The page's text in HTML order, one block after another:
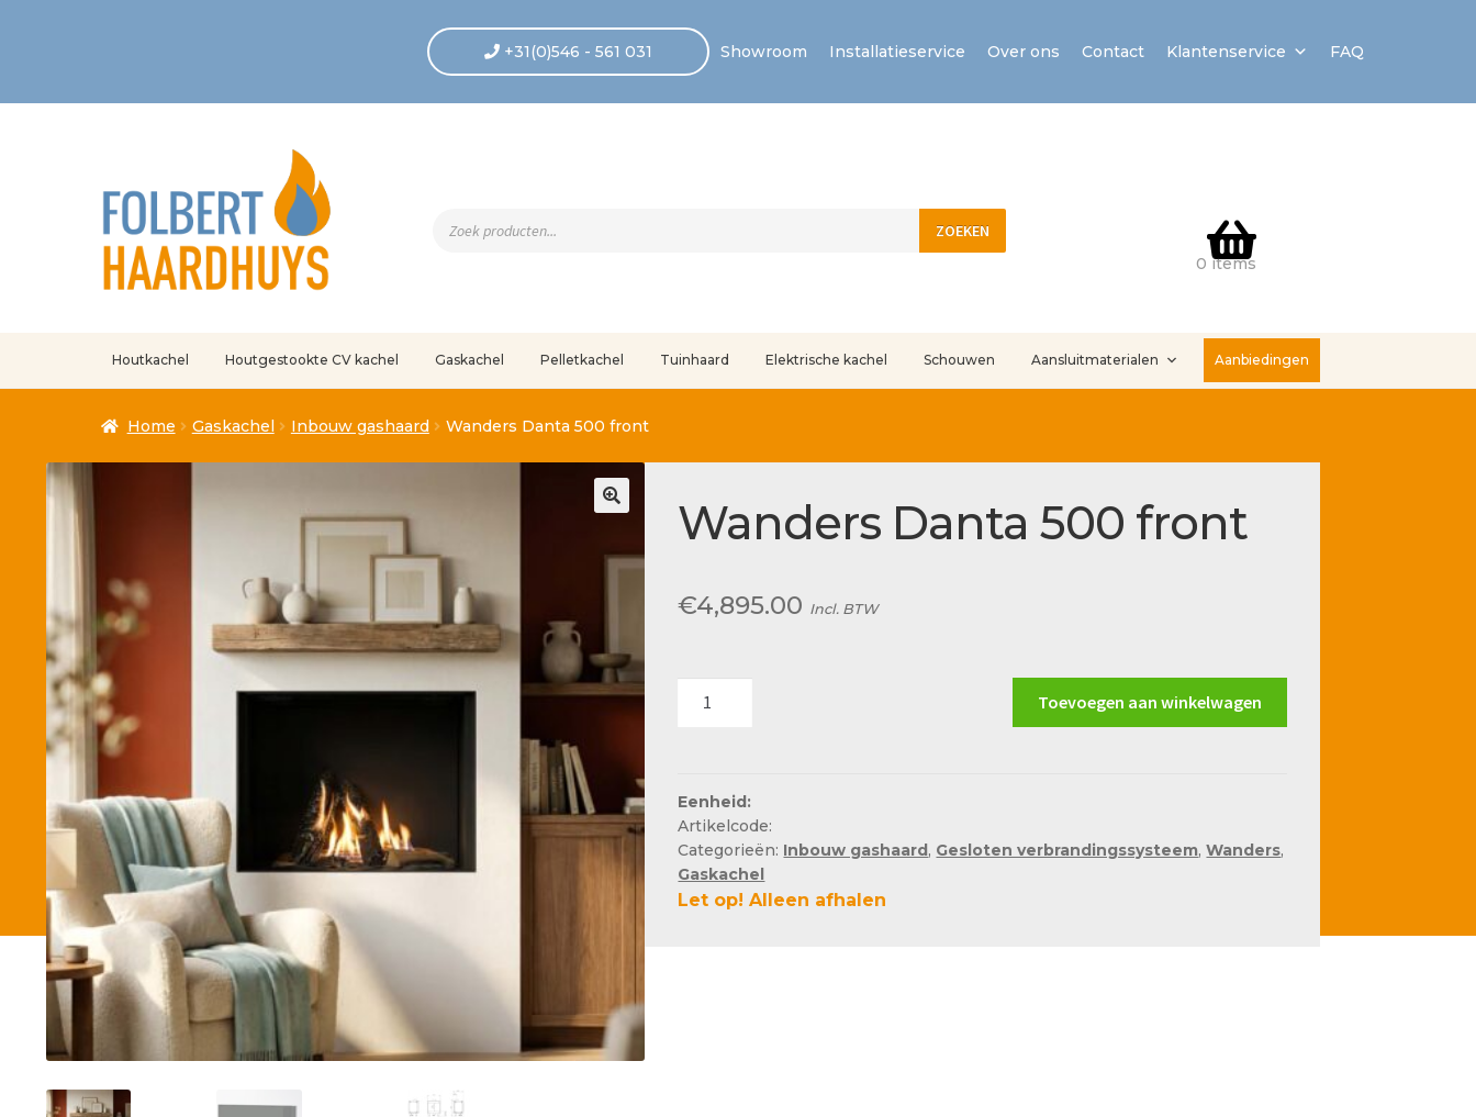
+31(0)546 - 561 031 Showroom Installatieservice Over ons Contact Klantenservice FAQ
zoeken
ZOEKEN
0 items
Houtkachel Houtgestookte CV kachel Gaskachel Pelletkachel Tuinhaard Elektrische kachel Schouwen Aansluitmaterialen Aanbiedingen
Verzending en bezorging Winkel
Home Gaskachel Inbouw gashaard Wanders Danta 500 front
Wanders Danta 500 front
€4,895.00 Incl. BTW
aantal
Toevoegen aan winkelwagen
Eenheid:
Artikelcode:
Categorieën: Inbouw gashaard, Gesloten verbrandingssysteem,Wanders,
Gaskachel
Let op! Alleen afhalen